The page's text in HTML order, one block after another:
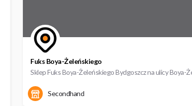
Fuks Boya-Żeleńskiego
Secondhand